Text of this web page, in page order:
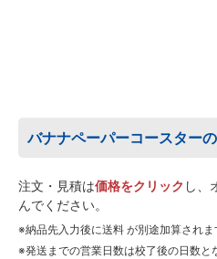
バナナペーパーコースター
注文・見積は価格をクリック し、
んでください。
※納品先入力後に送料 が別途加算されま
※発送までの営業日数は校了後の日数と